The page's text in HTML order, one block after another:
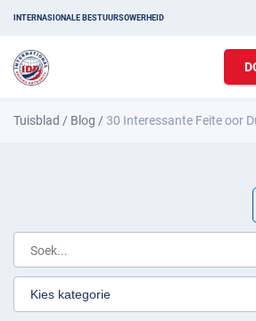
INTERNASIONALE BESTUURSOWERHEID
Tuisblad / Blog / 30 Interessante Feite oor